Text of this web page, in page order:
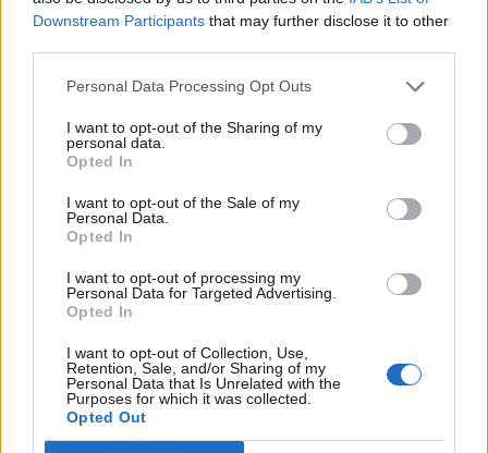
Downstream Participants that may further disclose it to other
Personal Data Processing Opt Outs
I want to opt-out of the Sharing of my
personal data.
Opted In
I want to opt-out of the Sale of my
Personal Data.
Opted In
I want to opt-out of processing my
Personal Data for Targeted Advertising.
Opted In
I want to opt-out of Collection, Use,
Retention, Sale, and/or Sharing of my
Personal Data that Is Unrelated with the
Purposes for which it was collected.
Opted Out
Filmfesztivál sok kísérőprogrammal, és ha az
helyeket, amiket magától nem biztos, hogy
megtalálna.
Mit adtak nekünk a fesztiválok? – a
2025. szeptember 17.
A miskolci CineFest Nemzetközi Filmfesztiválon,
szeptember 11-én mutatták be a Fesztiválország
című, a hazai fesztiválkultúra bő három évtizedét
feldolgozó dokumentumfilmet, amelyet